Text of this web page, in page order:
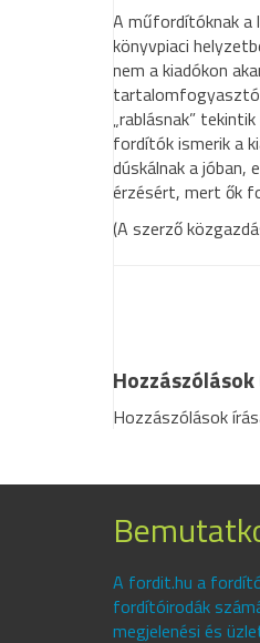
A műfordítóknak a
könyvpiaci
nem a kiadókon
„rablásnak”
fordítók ismerik a
dúskálnak a
érzésért, mert ők
(A szerző
Hozzászólások
Hozzászólások
A fordit.hu a
fordítóirodák
megjelenési és